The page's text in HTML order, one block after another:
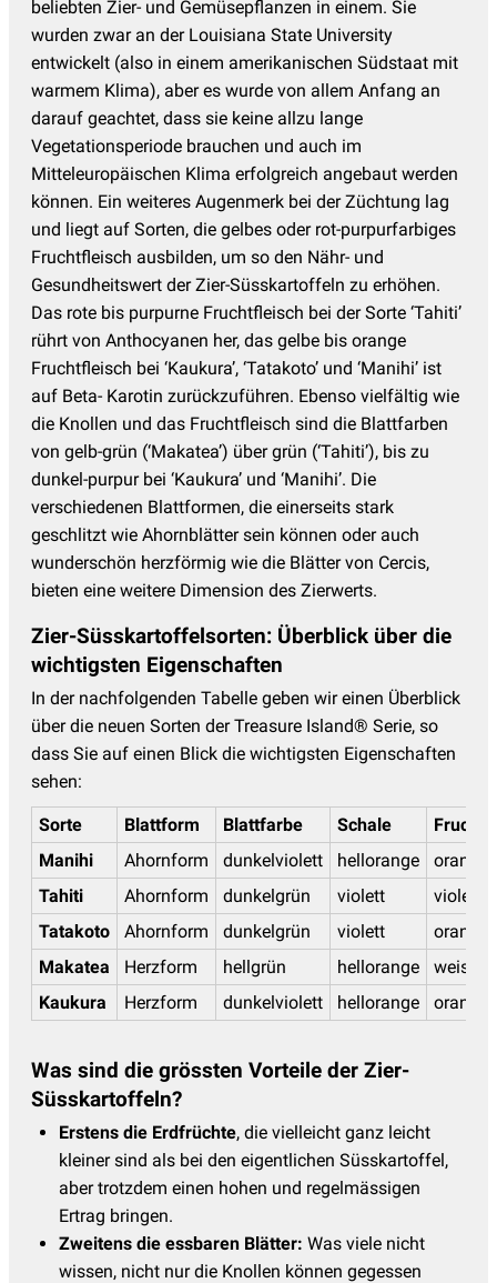
beliebten Zier- und Gemüsepflanzen in einem. Sie
wurden zwar an der Louisiana State University
entwickelt (also in einem amerikanischen Südstaat mit
warmem Klima), aber es wurde von allem Anfang an
darauf geachtet, dass sie keine allzu lange
Vegetationsperiode brauchen und auch im
Mitteleuropäischen Klima erfolgreich angebaut werden
können. Ein weiteres Augenmerk bei der Züchtung lag
und liegt auf Sorten, die gelbes oder rot-purpurfarbiges
Fruchtfleisch ausbilden, um so den Nähr- und
Gesundheitswert der Zier-Süsskartoffeln zu erhöhen.
Das rote bis purpurne Fruchtfleisch bei der Sorte ‘Tahiti’
rührt von Anthocyanen her, das gelbe bis orange
Fruchtfleisch bei ‘Kaukura’, ‘Tatakoto’ und ‘Manihi’ ist
auf Beta- Karotin zurückzuführen. Ebenso vielfältig wie
die Knollen und das Fruchtfleisch sind die Blattfarben
von gelb-grün (‘Makatea’) über grün (‘Tahiti’), bis zu
dunkel-purpur bei ‘Kaukura’ und ‘Manihi’. Die
verschiedenen Blattformen, die einerseits stark
geschlitzt wie Ahornblätter sein können oder auch
wunderschön herzförmig wie die Blätter von Cercis,
bieten eine weitere Dimension des Zierwerts.
Zier-Süsskartoffelsorten: Überblick über die
wichtigsten Eigenschaften
In der nachfolgenden Tabelle geben wir einen Überblick
über die neuen Sorten der Treasure Island® Serie, so
dass Sie auf einen Blick die wichtigsten Eigenschaften
sehen:
Sorte Blattform Blattfarbe Schale
Manihi
Ahornform dunkelviolett hellorange
orange
Tahiti
Ahornform dunkelgrün violett
violett
Tatakoto
Ahornform dunkelgrün violett
orange
Makatea
Herzform hellgrün hellorange
weiss/
Kaukura
Herzform dunkelviolett hellorange orange
Was sind die grössten Vorteile der Zier-
Süsskartoffeln?
Erstens die Erdfrüchte, die vielleicht ganz leicht
kleiner sind als bei den eigentlichen Süsskartoffel,
aber trotzdem einen hohen und regelmässigen
Ertrag bringen.
Zweitens die essbaren Blätter: Was viele nicht
wissen, nicht nur die Knollen können gegessen